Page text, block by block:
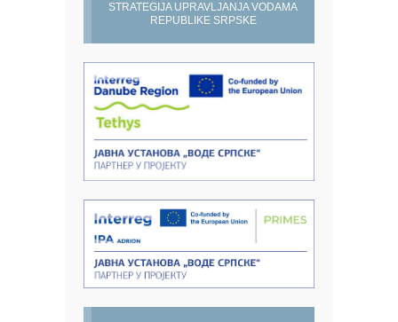
STRATEGIJA UPRAVLJANJA VODAMA
REPUBLIKE SRPSKE